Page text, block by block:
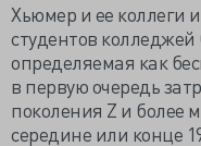
Хьюмер и ее коллеги
студентов
определяемая как
в первую очередь
поколения Z и более
середине или конце